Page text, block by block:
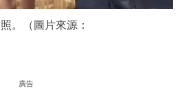
。（圖片來源：
廣告